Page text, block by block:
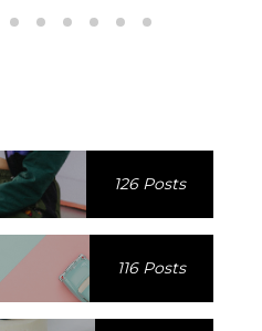
126 Posts
116 Posts